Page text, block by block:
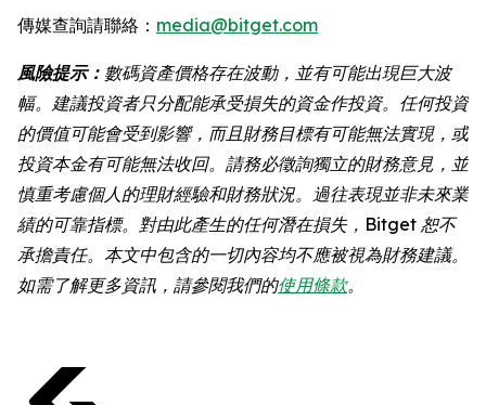
傳媒查詢請聯絡： media@bitget.com
風險提示： 數碼資產價格存在波動，並有可能出現巨大波
幅。建議投資者只分配能承受損失的資金作投資。任何投資
的價值可能會受到影響，而且財務目標有可能無法實現，或
投資本金有可能無法收回。請務必徵詢獨立的財務意見，並
慎重考慮個人的理財經驗和財務狀況。過往表現並非未來業
績的可靠指標。對由此產生的任何潛在損失，Bitget 恕不
承擔責任。本文中包含的一切內容均不應被視為財務建議。
如需了解更多資訊，請參閱我們的使用條款。